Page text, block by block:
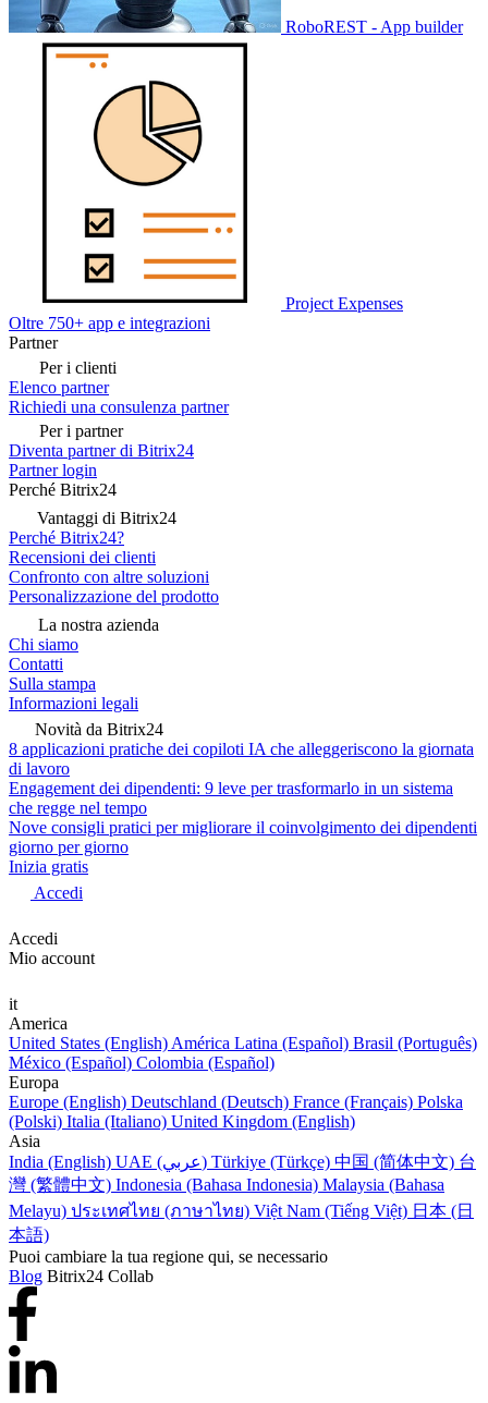
RoboREST - App builder
Project Expenses
Oltre 750+ app e integrazioni
Partner
Per i clienti
Elenco partner
Richiedi una consulenza partner
Per i partner
Diventa partner di Bitrix24
Partner login
Perché Bitrix24
Vantaggi di Bitrix24
Perché Bitrix24?
Recensioni dei clienti
Confronto con altre soluzioni
Personalizzazione del prodotto
La nostra azienda
Chi siamo
Contatti
Sulla stampa
Informazioni legali
Novità da Bitrix24
8 applicazioni pratiche dei copiloti IA che alleggeriscono la giornata
di lavoro
Engagement dei dipendenti: 9 leve per trasformarlo in un sistema
che regge nel tempo
Nove consigli pratici per migliorare il coinvolgimento dei dipendenti
giorno per giorno
Inizia gratis
Accedi
Accedi
Mio account
it
America
United States (English) América Latina (Español) Brasil (Português)
México (Español) Colombia (Español)
Europa
Europe (English) Deutschland (Deutsch) France (Français) Polska
(Polski) Italia (Italiano) United Kingdom (English)
Asia
India (English)
UAE (عربي) Türkiye (Türkçe) 中国 (简体中文) 台
灣 (繁體中文) Indonesia (Bahasa Indonesia) Malaysia (Bahasa
Melayu) ประเทศไทย (ภาษาไทย) Việt Nam (Tiếng Việt) 日本 (日
本語)
Puoi cambiare la tua regione qui, se necessario
Blog Bitrix24 Collab